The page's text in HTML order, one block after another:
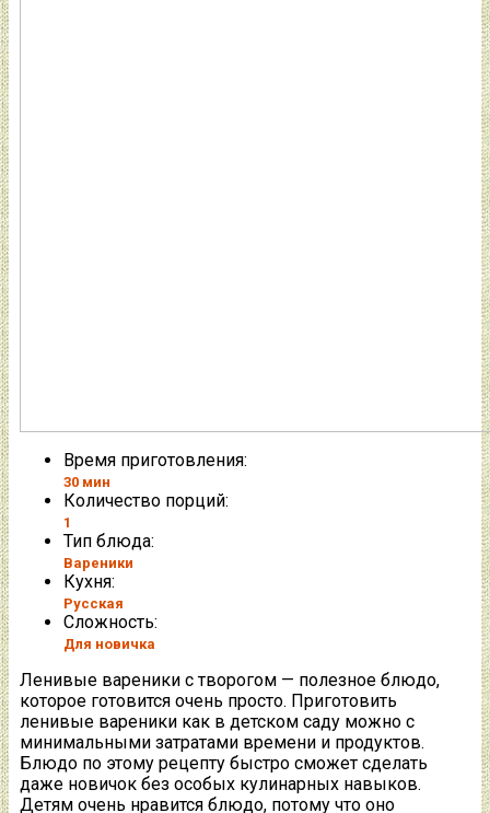
Время приготовления:
30 мин
Количество порций:
1
Тип блюда:
Вареники
Кухня:
Русская
Сложность:
Для новичка
Ленивые вареники с творогом — полезное блюдо,
которое готовится очень просто. Приготовить
ленивые вареники как в детском саду можно с
минимальными затратами времени и продуктов.
Блюдо по этому рецепту быстро сможет сделать
даже новичок без особых кулинарных навыков.
Детям очень нравится блюдо, потому что оно